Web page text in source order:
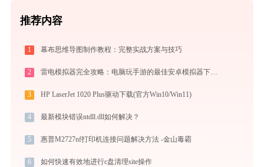
推荐内容
1 幕布思维导图制作教程：完整实战方案与技巧
2 雷电模拟器完全攻略：电脑玩手游的最佳安卓模拟器下载安装与优化配置指南
3 HP LaserJet 1020 Plus驱动下载(官方Win10/Win11)
4 最新模块错误ntdll.dll如何解决？
5 惠普M2727nf打印机连接问题解决方法 -金山毒霸
6 如何快速有效地进行c盘清理site操作